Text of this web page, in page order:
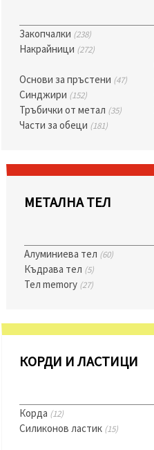
за анализ
маркетинг.
съгласиш
използваме
всички
"Приеми
посочиш
избереш
дадения
"Запази"
Приеми
Настройки
на
бисквитките
Закопчалки (238)
Накрайници (272)
Основи за пръстени (47)
Синджири (152)
Тръбички от метал (35)
Части за обеци (181)
МЕТАЛНА ТЕЛ
Алуминиева тел (60)
Къдрава тел (5)
Тел memory (27)
КОРДИ И ЛАСТИЦИ
Корда (12)
Силиконов ластик (15)